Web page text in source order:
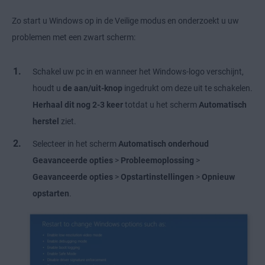
Zo start u Windows op in de Veilige modus en onderzoekt u uw
problemen met een zwart scherm:
Schakel uw pc in en wanneer het Windows-logo verschijnt,
houdt u de aan/uit-knop ingedrukt om deze uit te schakelen.
Herhaal dit nog 2-3 keertotdat u het scherm Automatisch
herstel ziet.
Selecteer in het scherm Automatisch onderhoud
Geavanceerde opties > Probleemoplossing >
Geavanceerde opties > Opstartinstellingen > Opnieuw
opstarten